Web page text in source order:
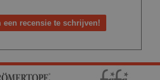
een recensie te schrijven!